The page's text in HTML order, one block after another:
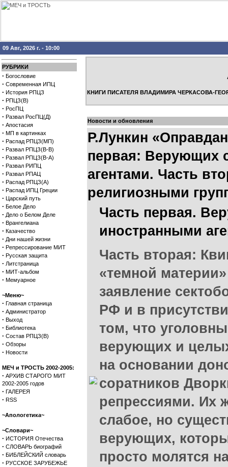
09 Авг, 2026 г. - 10:00
РУБРИКИ
· Богословие
· Современная ИПЦ
· История РПЦЗ
· РПЦЗ(В)
· РосПЦ
· Развал РосПЦ(Д)
· Апостасия
· МП в картинках
· Распад РПЦЗ(МП)
· Развал РПЦЗ(В-В)
· Развал РПЦЗ(В-А)
· Развал РИПЦ
· Развал РПАЦ
· Распад РПЦЗ(А)
· Распад ИПЦ Греции
· Царский путь
· Белое Дело
· Дело о Белом Деле
· Врангелиана
· Казачество
· Дни нашей жизни
· Репрессирование МИТ
· Русская защита
· Литстраница
· МИТ-альбом
· Мемуарное
~Меню~
· Главная страница
· Администратор
· Выход
· Библиотека
· Состав РПЦЗ(В)
· Обзоры
· Новости
МЕЧ и ТРОСТЬ 2002-2005:
· АРХИВ СТАРОГО МИТ
2002-2005 годов
· ГАЛЕРЕЯ
· RSS
~Апологетика~
~Словари~
· ИСТОРИЯ Отечества
· СЛОВАРЬ биографий
· БИБЛЕЙСКИЙ словарь
· РУССКОЕ ЗАРУБЕЖЬЕ
КНИГИ ПИСАТЕЛЯ ВЛАДИМИРА ЧЕРКАСОВА-
Новости и обновления
Р.Лункин
первая: Верующих
агентами. Часть
религиозными
Часть первая.
иностранными
Часть вторая:
«темной
заявление
РФ и в
том, что
верующих и
на основании
соратников
репрессиями. Их
слабое, но
верующих,
просто молятся